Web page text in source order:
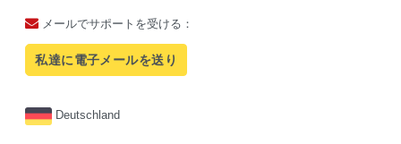
メールでサポートを受ける：
私達に電子メールを送り
Deutschland